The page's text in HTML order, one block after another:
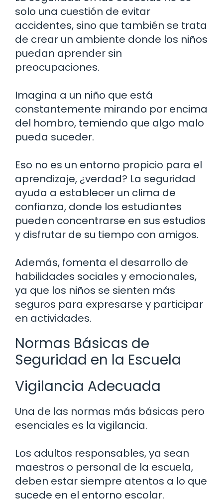
solo una cuestión de evitar
accidentes, sino que también se trata
de crear un ambiente donde los niños
puedan aprender sin
preocupaciones.
Imagina a un niño que está
constantemente mirando por encima
del hombro, temiendo que algo malo
pueda suceder.
Eso no es un entorno propicio para el
aprendizaje, ¿verdad? La seguridad
ayuda a establecer un clima de
confianza, donde los estudiantes
pueden concentrarse en sus estudios
y disfrutar de su tiempo con amigos.
Además, fomenta el desarrollo de
habilidades sociales y emocionales,
ya que los niños se sienten más
seguros para expresarse y participar
en actividades.
Normas Básicas de
Seguridad en la Escuela
Vigilancia Adecuada
Una de las normas más básicas pero
esenciales es la vigilancia.
Los adultos responsables, ya sean
maestros o personal de la escuela,
deben estar siempre atentos a lo que
sucede en el entorno escolar.